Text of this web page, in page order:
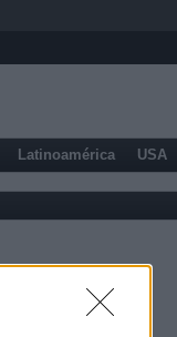
Latinoamérica USA